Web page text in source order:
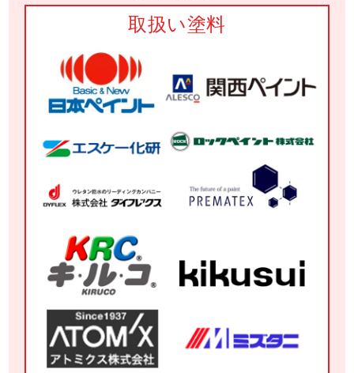
取扱い塗料